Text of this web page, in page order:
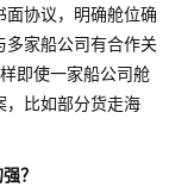
协议，明确舱位确
家船公司有合作关
即使一家船公司舱
，比如部分货走海
？